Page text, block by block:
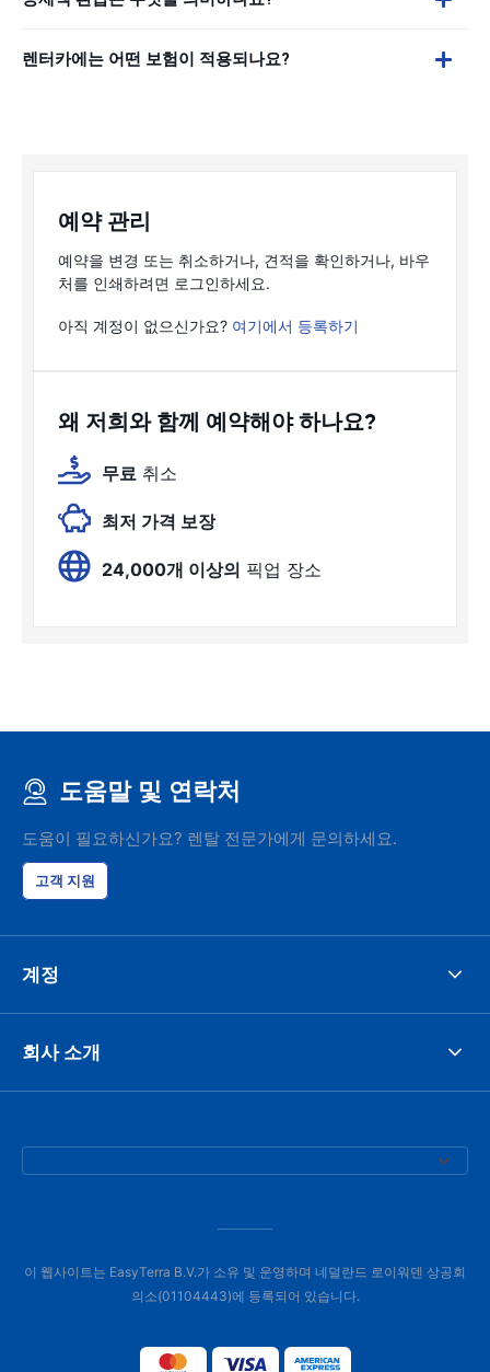
렌터카에는 어떤 보험이 적용되나요?
예약 관리
예약을 변경 또는 취소하거나, 견적을 확인하거나, 바우
처를 인쇄하려면 로그인하세요.
아직 계정이 없으신가요? 여기에서 등록하기
왜 저희와 함께 예약해야 하나요?
무료 취소
최저 가격 보장
24,000개 이상의 픽업 장소
도움말 및 연락처
도움이 필요하신가요? 렌탈 전문가에게 문의하세요.
고객 지원
계정
회사 소개
이 웹사이트는 EasyTerra B.V.가 소유 및 운영하며 네덜란드 로이워덴 상공회
의소(01104443)에 등록되어 있습니다.